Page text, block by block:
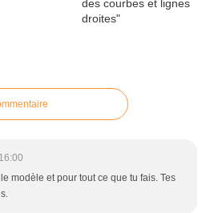
modèle et pour tout ce que tu fais. Tes